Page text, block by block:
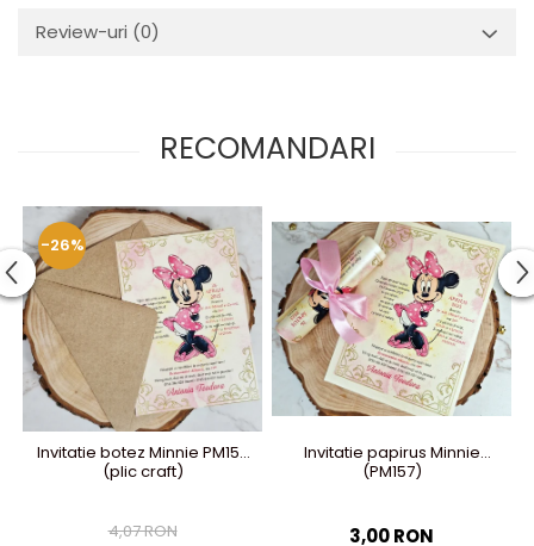
Review-uri (0)
RECOMANDARI
-26%
Invitatie botez Minnie PM157
(plic craft)
4,07 RON
Invitatie papirus Minnie
(PM157)
3,00 RON